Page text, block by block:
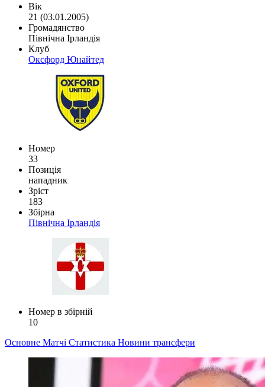
Вік
21 (03.01.2005)
Громадянство
Північна Ірландія
Клуб
Оксфорд Юнайтед
Номер
33
Позиція
нападник
Зріст
183
Збірна
Північна Ірландія
Номер в збірній
10
Основне Матчі Статистика Новини трансфери